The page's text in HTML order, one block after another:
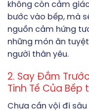
không còn cảm
bước vào bếp, mà
nguồn cảm hứng
những món ăn
người thân yêu.
2. Say Đắm
Tinh Tế Của Bếp
Chưa cần vội đi